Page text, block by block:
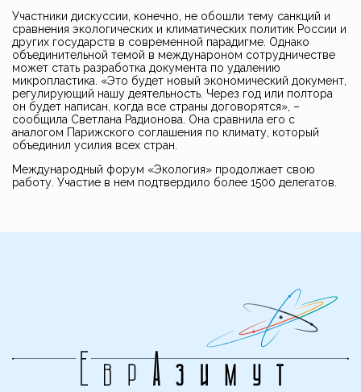
Участники дискуссии, конечно, не обошли тему санкций и
сравнения экологических и климатических политик России и
других государств в современной парадигме. Однако
объединительной темой в междунароном сотрудничестве
может стать разработка документа по удалению
микропластика. «Это будет новый экономический документ,
регулирующий нашу деятельность. Через год или полтора
он будет написан, когда все страны договорятся», –
сообщила Светлана Радионова. Она сравнила его с
аналогом Парижского соглашения по климату, который
объединил усилия всех стран.
Международный форум «Экология» продолжает свою
работу. Участие в нем подтвердило более 1500 делегатов.